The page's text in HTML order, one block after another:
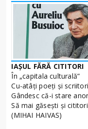
IAŞUL FĂRĂ CITITORI
În „capitala culturală”
Cu-atâţi poeţi şi
Gândesc că-i stare
Să mai găseşti şi
(MIHAI HAIVAS)